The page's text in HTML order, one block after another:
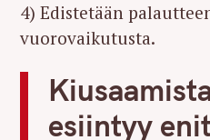
4) Edistetään
vuorovaikutusta.
esiintyy